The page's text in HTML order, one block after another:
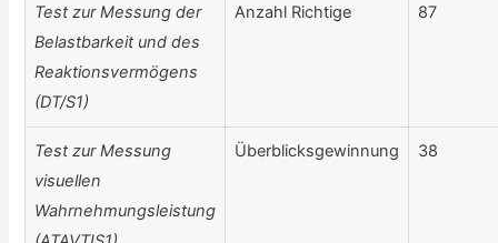
Test zur Messung der
Belastbarkeit und des
Reaktionsvermögens
(DT/S1)
Anzahl Richtige 87
Test zur Messung
visuellen
Wahrnehmungsleistung
Überblicksgewinnung 38